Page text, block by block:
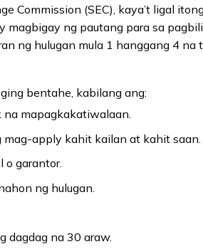
Commission (SEC), kaya’t ligal
ng pautang para sa
ng hulugan mula 1 hanggang 4 na
bentahe, kabilang ang:
na mapagkakatiwalaan.
apply kahit kailan at kahit saan.
o garantor.
ng hulugan.
dagdag na 30 araw.